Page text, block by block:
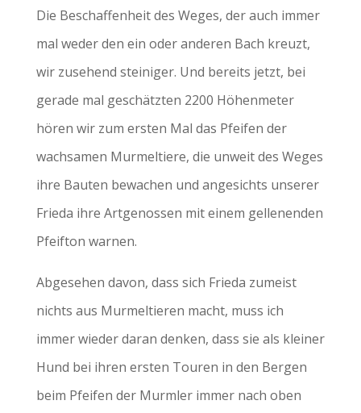
Die Beschaffenheit des Weges, der auch immer
mal weder den ein oder anderen Bach kreuzt,
wir zusehend steiniger. Und bereits jetzt, bei
gerade mal geschätzten 2200 Höhenmeter
hören wir zum ersten Mal das Pfeifen der
wachsamen Murmeltiere, die unweit des Weges
ihre Bauten bewachen und angesichts unserer
Frieda ihre Artgenossen mit einem gellenenden
Pfeifton warnen.
Abgesehen davon, dass sich Frieda zumeist
nichts aus Murmeltieren macht, muss ich
immer wieder daran denken, dass sie als kleiner
Hund bei ihren ersten Touren in den Bergen
beim Pfeifen der Murmler immer nach oben